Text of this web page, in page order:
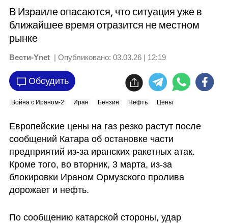
В Израиле опасаются, что ситуация уже в
ближайшее время отразится не местном
рынке
Вести-Ynet | Опубликовано: 03.03.26 | 12:19
Обсудить
Война с Ираном-2 Иран Бензин Нефть Цены
Европейские цены на газ резко растут после
сообщений Катара об остановке части
предприятий из-за иранских ракетных атак.
Кроме того, во вторник, 3 марта, из-за
блокировки Ираном Ормузского пролива
дорожает и нефть.
По сообщению катарской стороны, удар